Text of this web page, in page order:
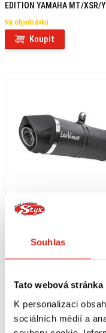
Souhlas
Tato webová
K personalizaci
sociálních médií a
EDITION YAMAHA MT/XSR/
Na objednávku
Koupit
LEO VINCE VÝFUK LV ONE EVO
CARBON YAMAHA YZF-R/
125
Koupit